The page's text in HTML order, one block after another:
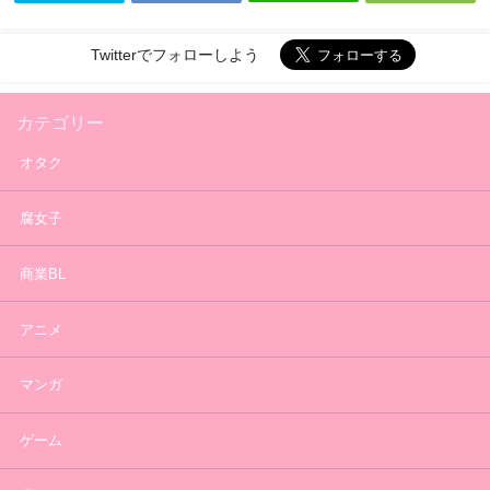
Twitterでフォローしよう
カテゴリー
オタク
腐女子
商業BL
アニメ
マンガ
ゲーム